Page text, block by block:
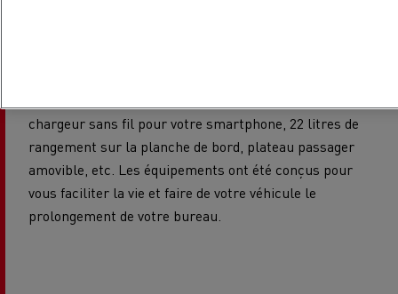
chargeur sans fil pour votre smartphone, 22 litres de
rangement sur la planche de bord, plateau passager
amovible, etc. Les équipements ont été conçus pour
vous faciliter la vie et faire de votre véhicule le
prolongement de votre bureau.